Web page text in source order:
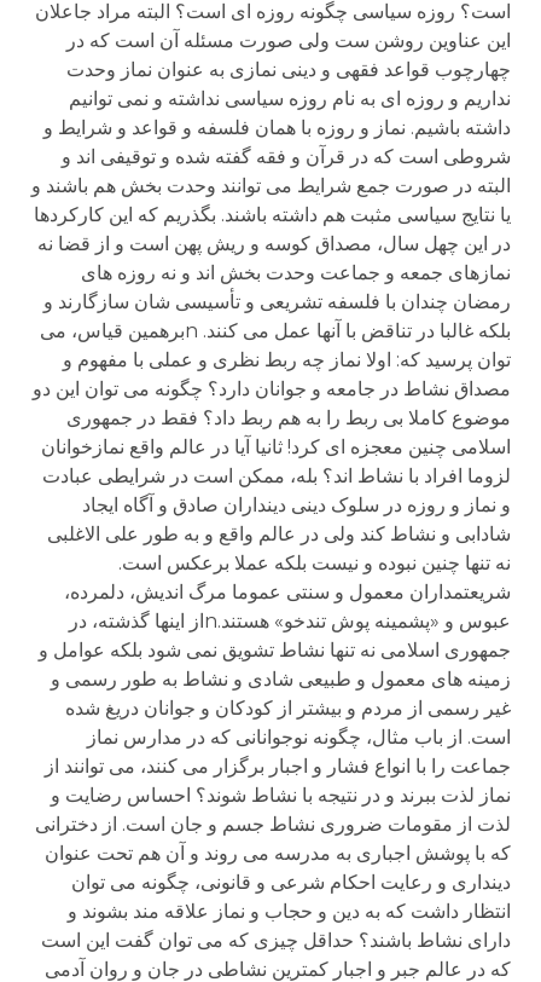
است؟ روزه سیاسی چگونه روزه ای است؟ البته مراد جاعلان
این عناوین روشن ست ولی صورت مسئله آن است که در
چهارچوب قواعد فقهی و دینی نمازی به عنوان نماز وحدت
نداریم و روزه ای به نام روزه سیاسی نداشته و نمی توانیم
داشته باشیم. نماز و روزه با همان فلسفه و قواعد و شرایط و
شروطی است که در قرآن و فقه گفته شده و توقیفی اند و
البته در صورت جمع شرایط می توانند وحدت بخش هم باشند و
یا نتایج سیاسی مثبت هم داشته باشند. بگذریم که این کارکردها
در این چهل سال، مصداق کوسه و ریش پهن است و از قضا نه
نمازهای جمعه و جماعت وحدت بخش اند و نه روزه های
رمضان چندان با فلسفه تشریعی و تأسیسی شان سازگارند و
بلکه غالبا در تناقض با آنها عمل می کنند. nبرهمین قیاس، می
توان پرسید که: اولا نماز چه ربط نظری و عملی با مفهوم و
مصداق نشاط در جامعه و جوانان دارد؟ چگونه می توان این دو
موضوع کاملا بی ربط را به هم ربط داد؟ فقط در جمهوری
اسلامی چنین معجزه ای کرد! ثانیا آیا در عالم واقع نمازخوانان
لزوما افراد با نشاط اند؟ بله، ممکن است در شرایطی عبادت
و نماز و روزه در سلوک دینی دینداران صادق و آگاه ایجاد
شادابی و نشاط کند ولی در عالم واقع و به طور علی الاغلبی
نه تنها چنین نبوده و نیست بلکه عملا برعکس است.
شریعتمداران معمول و سنتی عموما مرگ اندیش، دلمرده،
عبوس و «پشمینه پوش تندخو» هستند.nاز اینها گذشته، در
جمهوری اسلامی نه تنها نشاط تشویق نمی شود بلکه عوامل و
زمینه های معمول و طبیعی شادی و نشاط به طور رسمی و
غیر رسمی از مردم و بیشتر از کودکان و جوانان دریغ شده
است. از باب مثال، چگونه نوجوانانی که در مدارس نماز
جماعت را با انواع فشار و اجبار برگزار می کنند، می توانند از
نماز لذت ببرند و در نتیجه با نشاط شوند؟ احساس رضایت و
لذت از مقومات ضروری نشاط جسم و جان است. از دخترانی
که با پوشش اجباری به مدرسه می روند و آن هم تحت عنوان
دینداری و رعایت احکام شرعی و قانونی، چگونه می توان
انتظار داشت که به دین و حجاب و نماز علاقه مند بشوند و
دارای نشاط باشند؟ حداقل چیزی که می توان گفت این است
که در عالم جبر و اجبار کمترین نشاطی در جان و روان آدمی